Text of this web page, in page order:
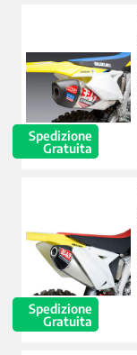
Spedizione
Gratuita
Spedizione
Gratuita